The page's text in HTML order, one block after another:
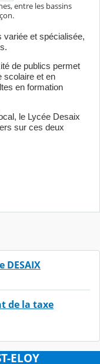
entre les bassins
variée et spécialisée,
de publics permet
scolaire et en
en formation
le Lycée Desaix
sur ces deux
DESAIX
de la taxe
ELOY